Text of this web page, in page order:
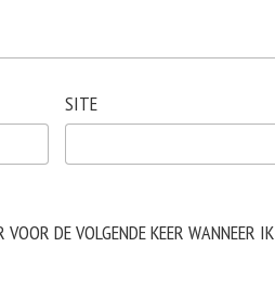
SITE
DE VOLGENDE KEER WANNEER IK